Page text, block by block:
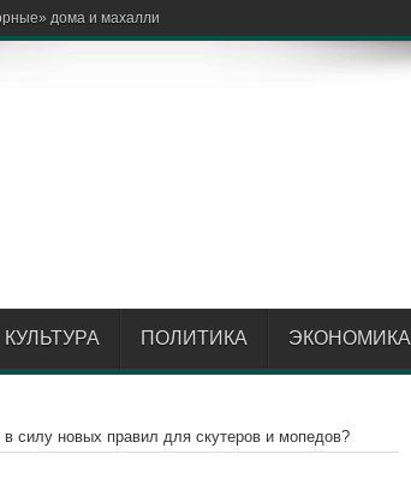
КУЛЬТУРА ПОЛИТИКА ЭКОНОМИКА
силу новых правил для скутеров и мопедов?